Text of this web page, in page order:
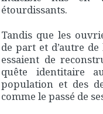
étourdissants.
Tandis que les
de part et d’autre
essaient de
quête identitaire
population et des
comme le passé de